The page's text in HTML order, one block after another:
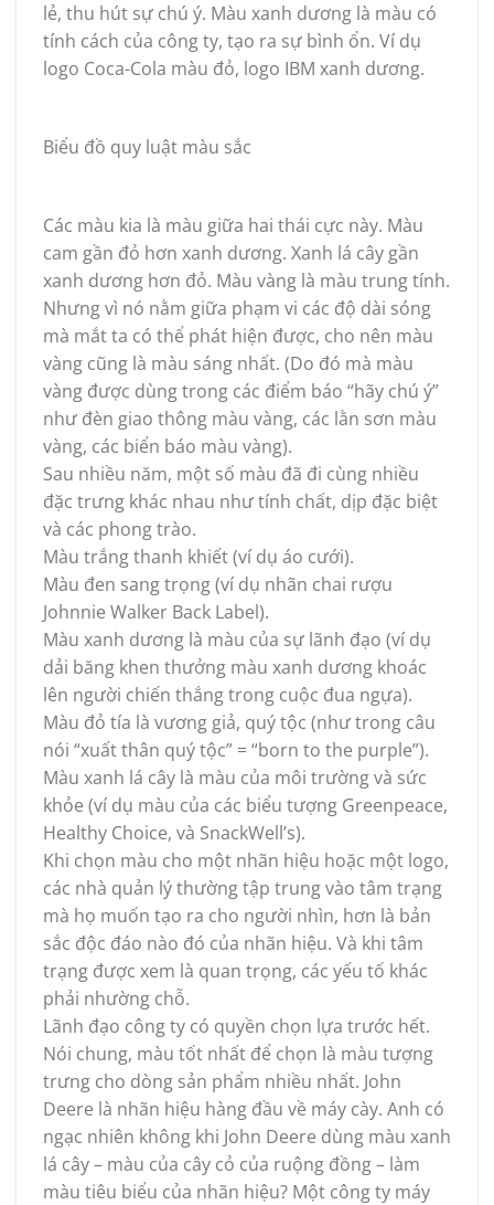
lẻ, thu hút sự chú ý. Màu xanh dương là màu có
tính cách của công ty, tạo ra sự bình ổn. Ví dụ
logo Coca-Cola màu đỏ, logo IBM xanh dương.
Biểu đồ quy luật màu sắc
Các màu kia là màu giữa hai thái cực này. Màu
cam gần đỏ hơn xanh dương. Xanh lá cây gần
xanh dương hơn đỏ. Màu vàng là màu trung tính.
Nhưng vì nó nằm giữa phạm vi các độ dài sóng
mà mắt ta có thể phát hiện được, cho nên màu
vàng cũng là màu sáng nhất. (Do đó mà màu
vàng được dùng trong các điểm báo “hãy chú ý”
như đèn giao thông màu vàng, các lằn sơn màu
vàng, các biển báo màu vàng).
Sau nhiều năm, một số màu đã đi cùng nhiều
đặc trưng khác nhau như tính chất, dịp đặc biệt
và các phong trào.
Màu trắng thanh khiết (ví dụ áo cưới).
Màu đen sang trọng (ví dụ nhãn chai rượu
Johnnie Walker Back Label).
Màu xanh dương là màu của sự lãnh đạo (ví dụ
dải băng khen thưởng màu xanh dương khoác
lên người chiến thắng trong cuộc đua ngựa).
Màu đỏ tía là vương giả, quý tộc (như trong câu
nói “xuất thân quý tộc” = “born to the purple”).
Màu xanh lá cây là màu của môi trường và sức
khỏe (ví dụ màu của các biểu tượng Greenpeace,
Healthy Choice, và SnackWell’s).
Khi chọn màu cho một nhãn hiệu hoặc một logo,
các nhà quản lý thường tập trung vào tâm trạng
mà họ muốn tạo ra cho người nhìn, hơn là bản
sắc độc đáo nào đó của nhãn hiệu. Và khi tâm
trạng được xem là quan trọng, các yếu tố khác
phải nhường chỗ.
Lãnh đạo công ty có quyền chọn lựa trước hết.
Nói chung, màu tốt nhất để chọn là màu tượng
trưng cho dòng sản phẩm nhiều nhất. John
Deere là nhãn hiệu hàng đầu về máy cày. Anh có
ngạc nhiên không khi John Deere dùng màu xanh
lá cây – màu của cây cỏ của ruộng đồng – làm
màu tiêu biểu của nhãn hiệu? Một công ty máy